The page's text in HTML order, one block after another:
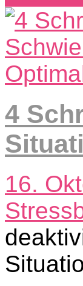
4
16.